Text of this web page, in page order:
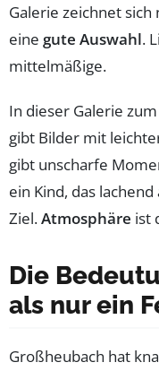
Galerie zeichnet
eine gute Auswahl.
mittelmäßige.
In dieser Galerie
gibt Bilder mit
gibt unscharfe
ein Kind, das
Ziel.Atmosphäre ist
Die
als nur ein
Großheubach hat